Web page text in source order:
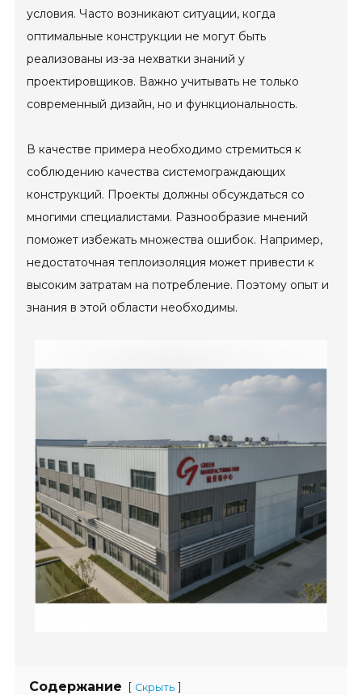
условия. Часто возникают ситуации, когда
оптимальные конструкции не могут быть
реализованы из-за нехватки знаний у
проектировщиков. Важно учитывать не только
современный дизайн, но и функциональность.
В качестве примера необходимо стремиться к
соблюдению качества системограждающих
конструкций. Проекты должны обсуждаться со
многими специалистами. Разнообразие мнений
поможет избежать множества ошибок. Например,
недостаточная теплоизоляция может привести к
высоким затратам на потребление. Поэтому опыт и
знания в этой области необходимы.
Содержание [ Скрыть ]